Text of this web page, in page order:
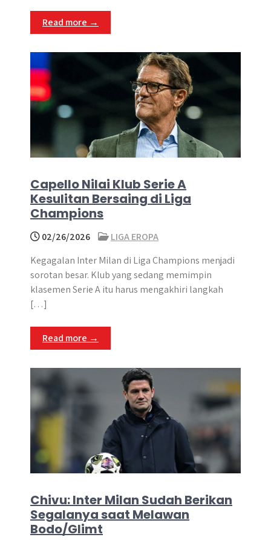
Read more →
Capello Nilai Klub Serie A
Kesulitan Bersaing di Liga
Champions
02/26/2026
LIGA EROPA
Kegagalan Inter Milan di Liga Champions menjadi
sorotan besar. Klub yang sedang memimpin
klasemen Serie A itu harus mengakhiri langkah
[…]
Read more →
Chivu: Inter Milan Sudah Berikan
Segalanya saat Melawan
Bodo/Glimt